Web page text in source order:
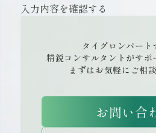
タイグロンパート
精鋭コンサルタントがサポ
まずはお気軽にご相
お問い合